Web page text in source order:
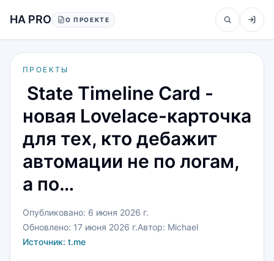
HA PRO О ПРОЕКТЕ
ПРОЕКТЫ
️ State Timeline Card -
новая Lovelace-карточка
для тех, кто дебажит
автомации не по логам,
а по…
Опубликовано: 6 июня 2026 г.
Обновлено: 17 июня 2026 г.Автор: Michael
Источник: t.me